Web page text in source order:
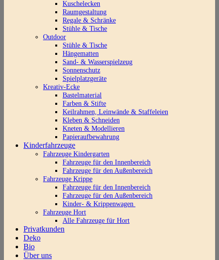
Kuschelecken
Raumgestaltung
Regale & Schränke
Stühle & Tische
Outdoor
Stühle & Tische
Hängematten
Sand- & Wasserspielzeug
Sonnenschutz
Spielplatzgeräte
Kreativ-Ecke
Bastelmaterial
Farben & Stifte
Keilrahmen, Leinwände & Staffeleien
Kleben & Schneiden
Kneten & Modellieren
Papieraufbewahrung
Kinderfahrzeuge
Fahrzeuge Kindergarten
Fahrzeuge für den Innenbereich
Fahrzeuge für den Außenbereich
Fahrzeuge Krippe
Fahrzeuge für den Innenbereich
Fahrzeuge für den Außenbereich
Kinder- & Krippenwagen
Fahrzeuge Hort
Alle Fahrzeuge für Hort
Privatkunden
Deko
Bio
Über uns